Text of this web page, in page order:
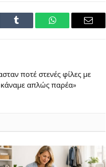
Tumblr WhatsAppEmail
ποτέ στενές φίλες με
απλώς παρέα»